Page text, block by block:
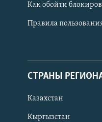
Как обойти
Правила
СТРАНЫ
Казахстан
Кыргызстан